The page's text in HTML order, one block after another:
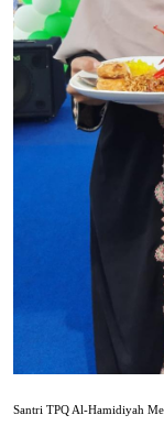
Santri TPQ Al-Hamidiyah